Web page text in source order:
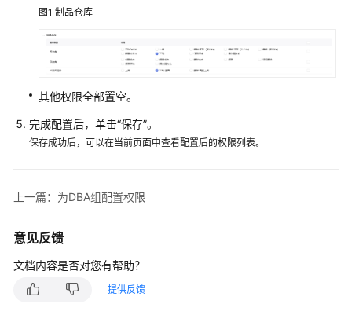
最
佳
实
践
例
指
图1 制品仓库
其他权限全部置空。
完成配置后，单击“保存”。
保存成功后，可以在当前页面中查看配置后的权限列表。
上一篇：为DBA组配置权限
意见反馈
文档内容是否对您有帮助？
提供反馈